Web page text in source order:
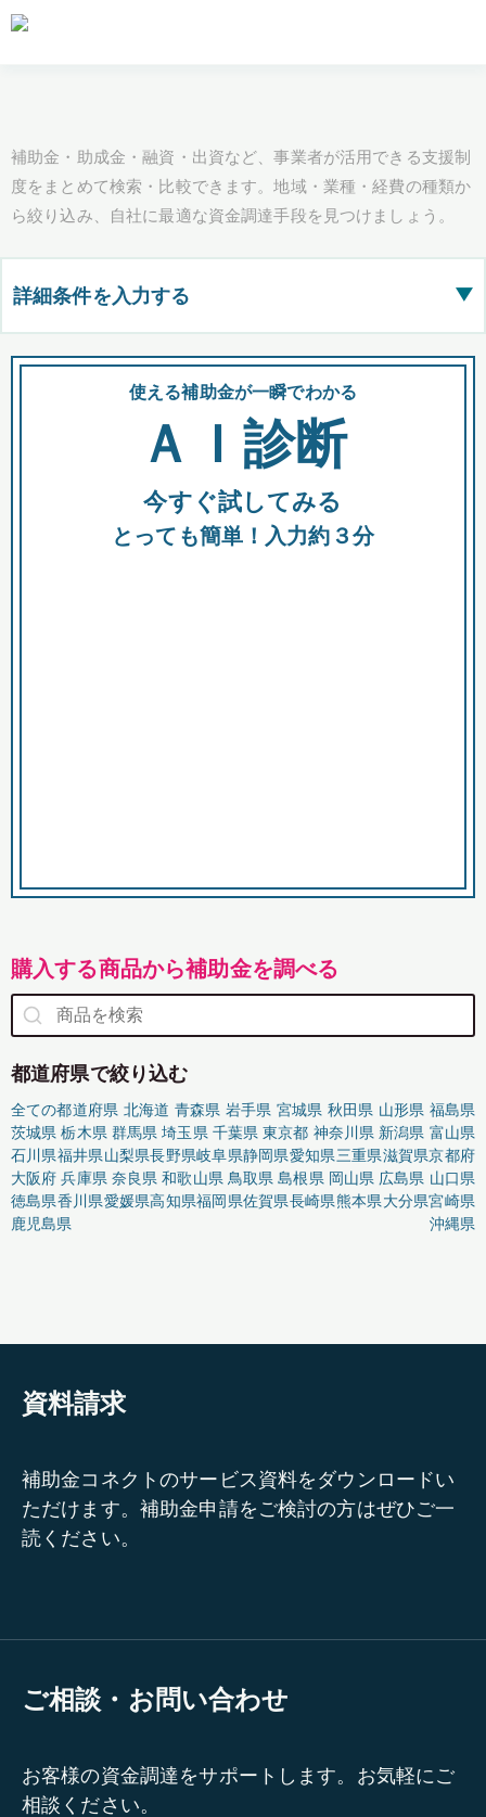
補助金・助成金・融資・出資など、事業者が活用できる支援制
度をまとめて検索・比較できます。地域・業種・経費の種類か
ら絞り込み、自社に最適な資金調達手段を見つけましょう。
詳細条件を入力する ▶
都道府県
全国の検索結果を含めて表示
助成金 融資 出資
使える補助金が一瞬でわかる
ＡＩ診断
今すぐ試してみる
とっても簡単！入力約３分
購入する商品から補助金を調べる
都道府県で絞り込む
全ての都道府県 北海道 青森県 岩手県 宮城県 秋田県 山形県 福島県
茨城県 栃木県 群馬県 埼玉県 千葉県 東京都 神奈川県 新潟県 富山県
石川県福井県山梨県長野県岐阜県静岡県愛知県三重県滋賀県京都府
大阪府 兵庫県 奈良県 和歌山県 鳥取県 島根県 岡山県 広島県 山口県
徳島県香川県愛媛県高知県福岡県佐賀県長崎県熊本県大分県宮崎県
鹿児島県
沖縄県
資料請求
補助金コネクトのサービス資料をダウンロードい
ただけます。補助金申請をご検討の方はぜひご一
読ください。
ご相談・お問い合わせ
お客様の資金調達をサポートします。お気軽にご
相談ください。